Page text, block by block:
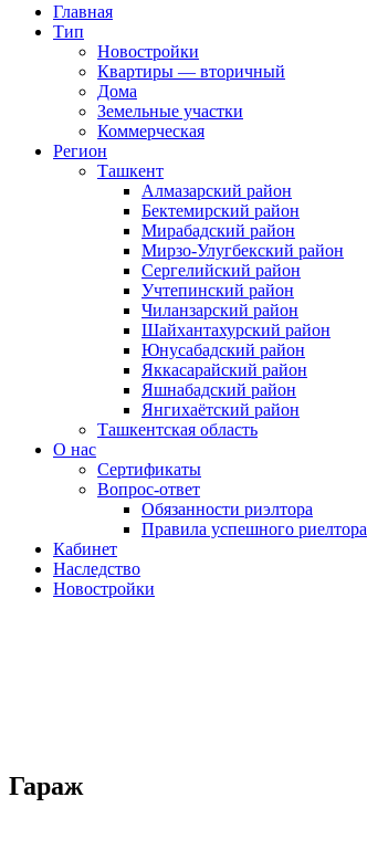
Главная
Тип
Новостройки
Квартиры — вторичный
Дома
Земельные участки
Коммерческая
Регион
Ташкент
Алмазарский район
Бектемирский район
Мирабадский район
Мирзо-Улугбекский район
Сергелийский район
Учтепинский район
Чиланзарский район
Шайхантахурский район
Юнусабадский район
Яккасарайский район
Яшнабадский район
Янгихаётский район
Ташкентская область
О нас
Сертификаты
Вопрос-ответ
Обязанности риэлтора
Правила успешного риелтора
Кабинет
Наследство
Новостройки
Гараж